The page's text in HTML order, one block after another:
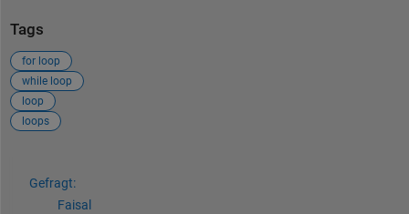
Tags
for loop
while loop
loop
loops
Gefragt:
Faisal